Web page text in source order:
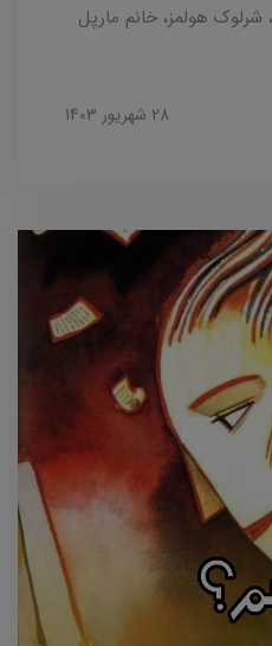
شرلوک هولمز، خانم مارپل
28 شهریور 1403